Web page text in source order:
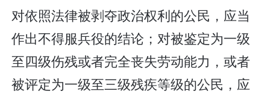
对依照法律被剥夺政治权利的公民，应当
作出不得服兵役的结论；对被鉴定为一级
至四级伤残或者完全丧失劳动能力，或者
被评定为一级至三级残疾等级的公民，应